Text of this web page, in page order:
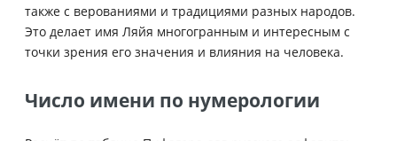
также с верованиями и традициями разных народов.
Это делает имя Ляйя многогранным и интересным с
точки зрения его значения и влияния на человека.
Число имени по нумерологии